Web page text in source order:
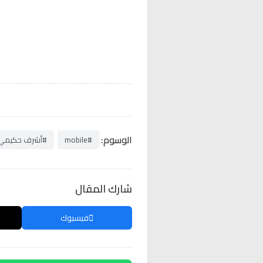
الوسوم: #mobile #أشرف
شارك المقال
فيسبوك